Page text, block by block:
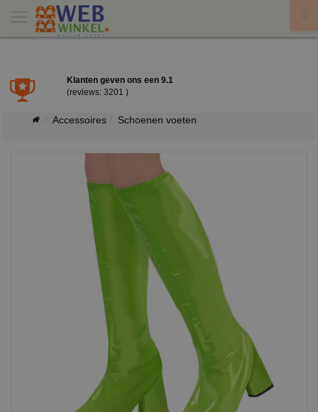
Klanten geven ons een 9.1
(reviews: 3201 )
Accessoires Schoenen voeten